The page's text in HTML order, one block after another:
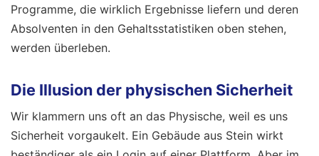
Programme, die wirklich Ergebnisse liefern und deren
Absolventen in den Gehaltsstatistiken oben stehen,
werden überleben.
Die Illusion der physischen Sicherheit
Wir klammern uns oft an das Physische, weil es uns
Sicherheit vorgaukelt. Ein Gebäude aus Stein wirkt